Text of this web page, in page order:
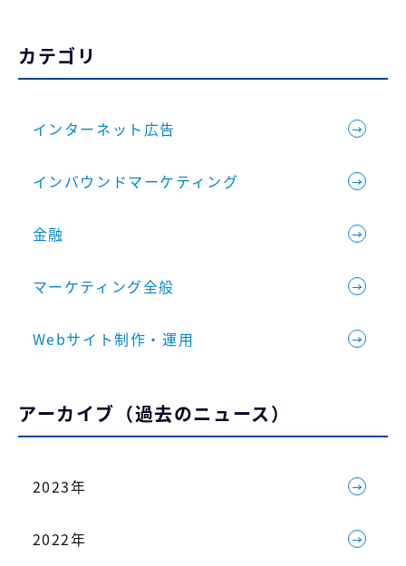
カテゴリ
インターネット広告
インバウンドマーケティング
金融
マーケティング全般
Webサイト制作・運用
アーカイブ（過去のニュース）
2023年
2022年